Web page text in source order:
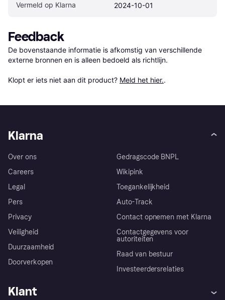
Vermeld op Klarna 2024-10-01
Feedback
De bovenstaande informatie is afkomstig van verschillende
externe bronnen en is alleen bedoeld als richtlijn.
Klopt er iets niet aan dit product? Meld het hier..
Klarna
Over ons
Careers
Legal
Pers
Privacy
Veiligheid
Duurzaamheid
Doorverkopen
Gedragscode BNPL
Wikipink
Toegankelijkheid
Auto-Track
Contact opnemen met Klarna
Contactgegevens voor
autoriteiten
Raad van bestuur
Investeerdersrelaties
Klant